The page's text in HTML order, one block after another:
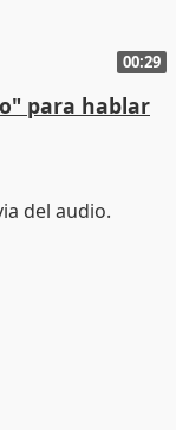
00:29
para hablar